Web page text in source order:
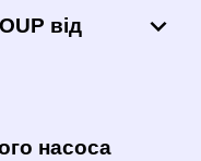
від
насоса